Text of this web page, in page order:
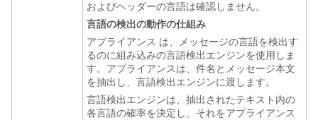
およびヘッダーの言語は確認しません。
言語の検出の動作の仕組み
アプライアンス は、メッセージの言語を検出す
るのに組み込みの言語検出エンジンを使用しま
す。 アプライアンスは、件名とメッセージ本文
を抽出し、言語検出エンジンに渡します。
言語検出エンジンは、抽出されたテキスト内の
各言語の確率を決定し、それをアプライアンス